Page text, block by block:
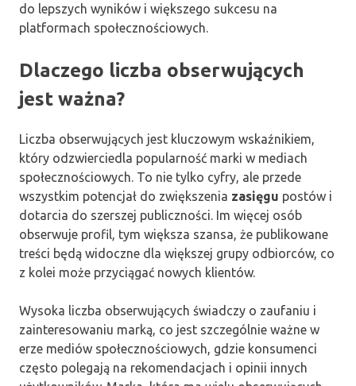
do lepszych wyników i większego sukcesu na
platformach społecznościowych.
Dlaczego liczba obserwujących
jest ważna?
Liczba obserwujących jest kluczowym wskaźnikiem,
który odzwierciedla popularność marki w mediach
społecznościowych. To nie tylko cyfry, ale przede
wszystkim potencjał do zwiększenia zasięgu postów i
dotarcia do szerszej publiczności. Im więcej osób
obserwuje profil, tym większa szansa, że publikowane
treści będą widoczne dla większej grupy odbiorców, co
z kolei może przyciągać nowych klientów.
Wysoka liczba obserwujących świadczy o zaufaniu i
zainteresowaniu marką, co jest szczególnie ważne w
erze mediów społecznościowych, gdzie konsumenci
często polegają na rekomendacjach i opinii innych